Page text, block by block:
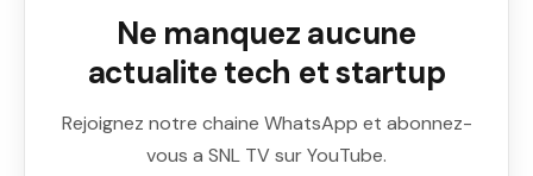
Ne manquez aucune
actualite tech et startup
Rejoignez notre chaine WhatsApp et abonnez-
vous a SNL TV sur YouTube.